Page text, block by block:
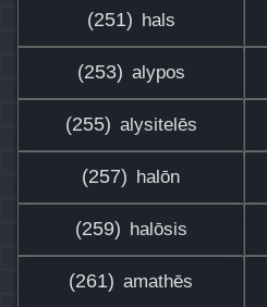
(251) hals
(253) alypos
(255) alysitelēs
(257) halōn
(259) halōsis
(261) amathēs